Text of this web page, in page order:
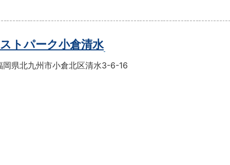
ストパーク小倉清水
岡県北九州市小倉北区清水3-6-16